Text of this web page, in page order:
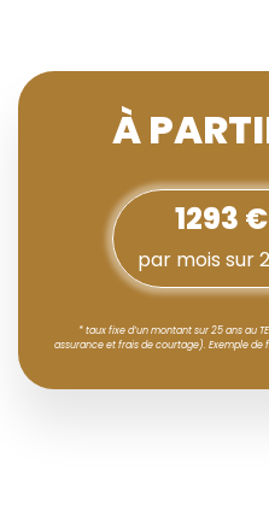
À
1293
par mois sur
* taux fixe d’un montant sur 25 ans au
assurance et frais de courtage). Exemple